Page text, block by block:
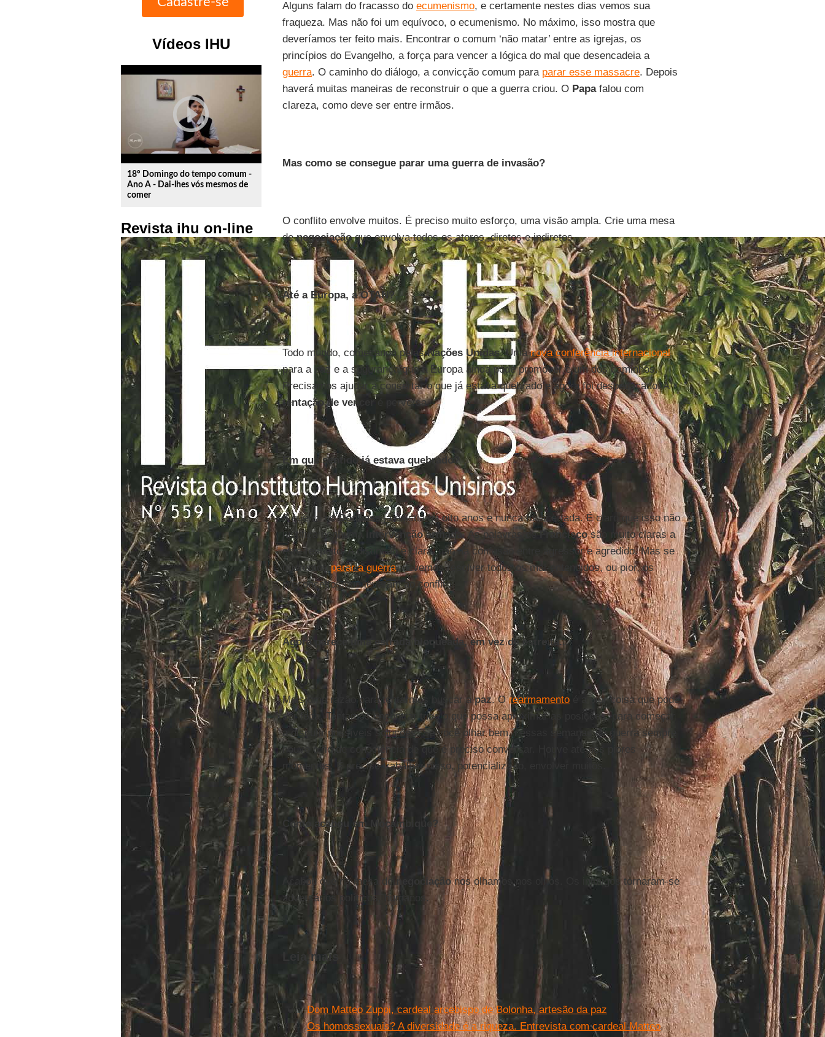
Vídeos IHU
play_circle_outline
18º Domingo do tempo comum -
Ano A - Dai-lhes vós mesmos de
comer
Revista ihu on-line
Alguns falam do fracasso do ecumenismo, e certamente nestes dias vemos sua
fraqueza. Mas não foi um equívoco, o ecumenismo. No máximo, isso mostra que
deveríamos ter feito mais. Encontrar o comum ‘não matar’ entre as igrejas, os
princípios do Evangelho, a força para vencer a lógica do mal que desencadeia a
guerra. O caminho do diálogo, a convicção comum para parar esse massacre. Depois
haverá muitas maneiras de reconstruir o que a guerra criou. O Papafalou com
clareza, como deve ser entre irmãos.
Mas como se consegue parar uma guerra de invasão?
O conflito envolve muitos. É preciso muito esforço, uma visão ampla. Crie uma mesa
denegociaçãoque envolva todos os atores, diretos e indiretos.
Até a Europa, a OTAN?
Todo mundo, começando pelasNações Unidas. Umanova conferência internacional
para a paz e a segurança que a Europa ainda pode promover é um dos caminhos.
Precisamos ajudar a consertar o que já estava quebrado e agora foi despedaçado. A
tentação de venceré perversa.
Em que sentido já estava quebrado?
A guerra noDonbass já existia há oito anos e nunca foi acertada. É claro que isso não
justifica nenhuma
intervenção armada. As palavras deFranciscosão muito claras a
este respeito. A distinção é clara, não há confusão entre agressor e agredido. Mas se
queremosparar a guerra, devemos resolver todos os mal-entendidos, ou pior, os
preconceitos que levaram ao conflito.
Agora parece uma estrada bloqueada, em vez de estreita...
Mais uma razão para tentarmos buscar apaz. Orearmamentoé a pior coisa que pode
ser feita. Tentamos encontrar tudo o que possa aproximar as posições, para começar
a discutir possíveis soluções. Se você olhar bem, nessas semanas de guerra sempre
houve o fio de consciência de que é preciso conversar. Houve até nos piores
momentos. É preciso trabalhar nisso, potencializá-lo, envolver muitos.
Como acabou em Moçambique?
Acabou que na mesa de negociaçãonos olhamos nos olhos. Os inimigos tornaram-se
adversários políticos, humanos.
Leia mais
Dom Matteo Zuppi, cardeal arcebispo de Bolonha, artesão da paz
Os homossexuais? A diversidade é a riqueza. Entrevista com cardeal Matteo